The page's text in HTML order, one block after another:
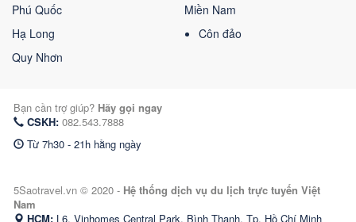
Phú Quốc
Hạ Long
Quy Nhơn
Miền Nam
Côn đảo
Bạn cần trợ giúp? Hãy gọi ngay
CSKH: 082.543.7888
Từ 7h30 - 21h hằng ngày
5Saotravel.vn © 2020 - Hệ thống dịch vụ du lịch trực tuyến Việt
Nam
HCM: L6, Vinhomes Central Park, Bình Thạnh, Tp. Hồ Chí Minh